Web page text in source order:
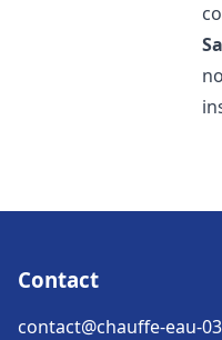
Contact
contact@chauffe-eau-